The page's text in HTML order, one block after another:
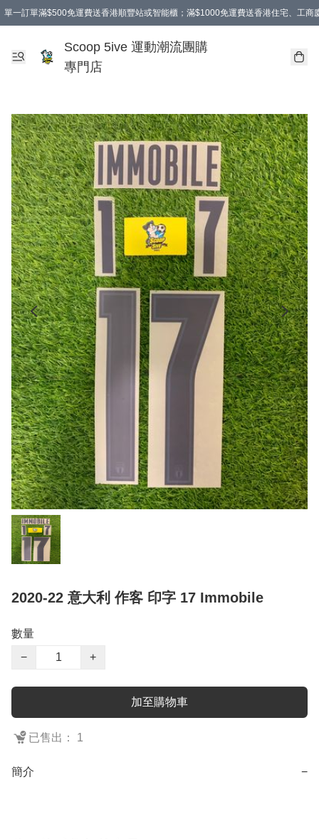
單一訂單滿$500免運費送香港順豐站或智能櫃；滿$1000免運費送香港住宅、工商
Scoop 5ive 運動潮流團購
專門店
2020-22 意大利 作客 印字 17 Immobile
數量
−
+
加至購物車
已售出： 1
簡介 −